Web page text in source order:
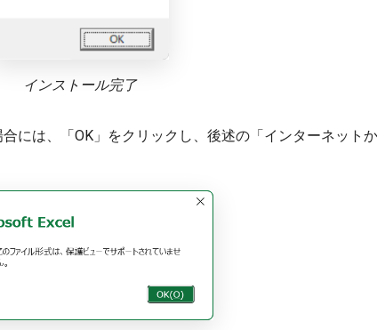
インストール完了
には、「OK」をクリックし、後述の「インターネット